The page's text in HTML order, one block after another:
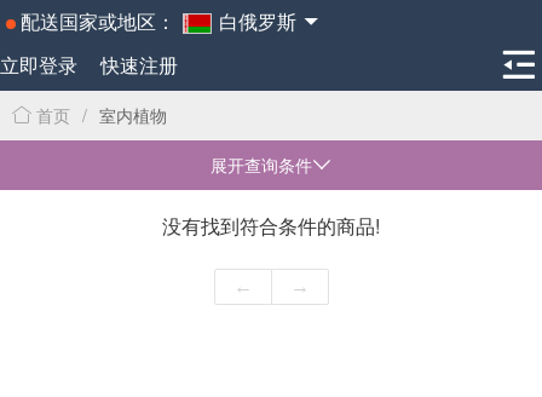
配送国家或地区：
白俄罗斯
立即登录
快速注册
首页 / 室内植物
展开查询条件
没有找到符合条件的商品!
← →